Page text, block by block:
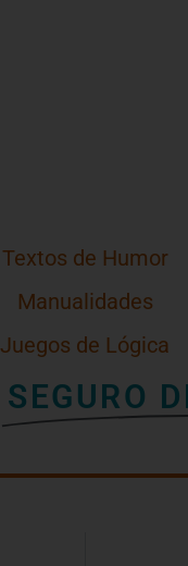
Textos de Humor
Manualidades
Juegos de Lógica
SEGURO